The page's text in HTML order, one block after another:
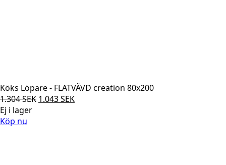
Köks Löpare - FLATVÄVD creation 80x200
1.304SEK Det
1.043SEKDet
Ej i lager
Köp nu